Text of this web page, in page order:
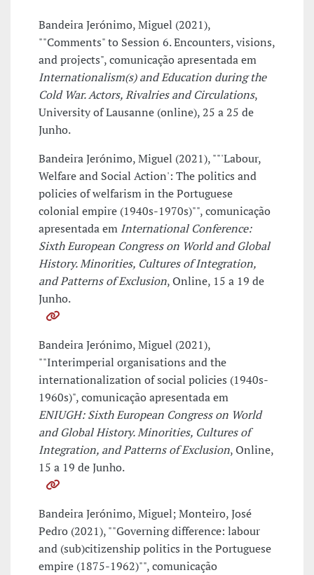
Bandeira Jerónimo, Miguel (2021),
""Comments" to Session 6. Encounters, visions,
and projects", comunicação apresentada em
Internationalism(s) and Education during the
Cold War. Actors, Rivalries and Circulations,
University of Lausanne (online), 25 a 25 de
Junho.
Bandeira Jerónimo, Miguel (2021), ""'Labour,
Welfare and Social Action': The politics and
policies of welfarism in the Portuguese
colonial empire (1940s-1970s)"", comunicação
apresentada em International Conference:
Sixth European Congress on World and Global
History. Minorities, Cultures of Integration,
and Patterns of Exclusion, Online, 15 a 19 de
Junho.
Bandeira Jerónimo, Miguel (2021),
""Interimperial organisations and the
internationalization of social policies (1940s-
1960s)", comunicação apresentada em
ENIUGH: Sixth European Congress on World
and Global History. Minorities, Cultures of
Integration, and Patterns of Exclusion, Online,
15 a 19 de Junho.
Bandeira Jerónimo, Miguel; Monteiro, José
Pedro (2021), ""Governing difference: labour
and (sub)citizenship politics in the Portuguese
empire (1875-1962)"", comunicação